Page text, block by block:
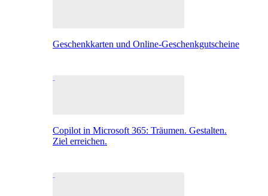
Geschenkkarten und Online-Geschenkgutscheine
Copilot in Microsoft 365: Träumen. Gestalten.
Ziel erreichen.